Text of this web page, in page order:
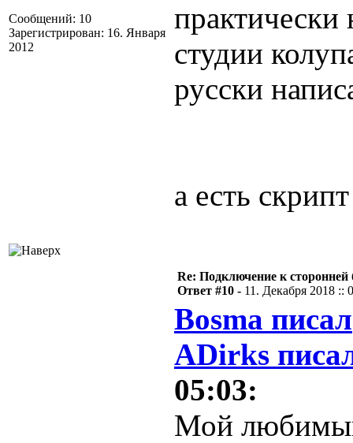
Сообщений: 10
Зарегистрирован: 16. Января
2012
студии
русски
а есть
Re: Подключение к сторонней
Ответ #10 - 11. Декабря 2018 ::
Bosma
ADirks
05:03:
Мой